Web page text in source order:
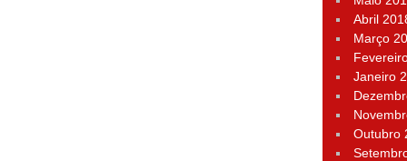
Abril
Março
Janeiro
Outubro